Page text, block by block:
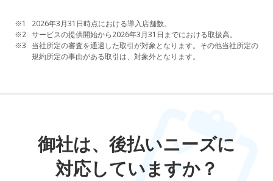
※1
2026年3月31日時点における導入店舗数。
※2 サービスの提供開始から2026年3月31日までにおける取扱高。
※3
当社所定の審査を通過した取引が対象となります。その他当社所定の
規約所定の事由がある取引は、対象外となります。
御社は、後払いニーズに
対応していますか？